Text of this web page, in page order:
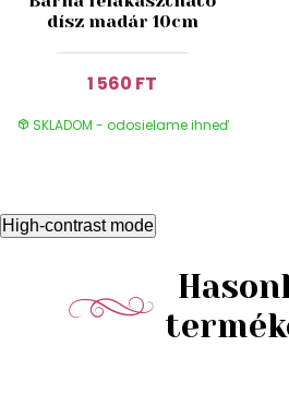
dísz madár 10cm
1 560 FT
SKLADOM - odosielame ihneď
High-contrast mode